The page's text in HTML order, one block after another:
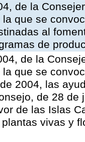
de la
que se
al
de
de la
que se
2004, las
de 28 de
de las Islas
vivas y